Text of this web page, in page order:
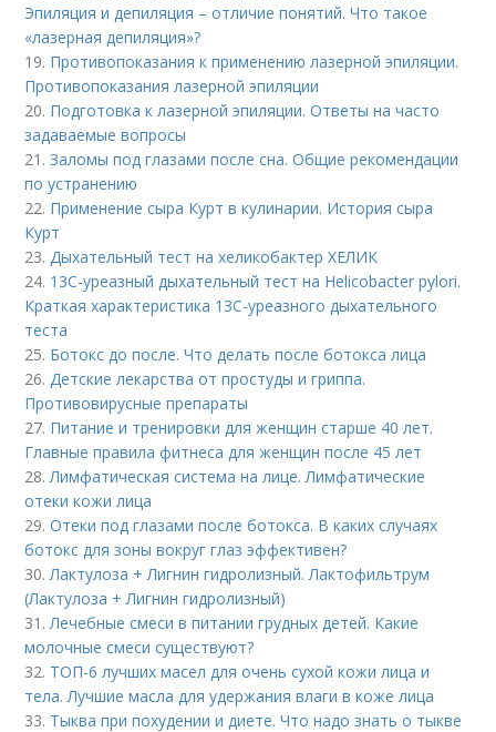
Эпиляция и депиляция – отличие понятий. Что такое
«лазерная депиляция»?
19. Противопоказания к применению лазерной эпиляции.
Противопоказания лазерной эпиляции
20. Подготовка к лазерной эпиляции. Ответы на часто
задаваемые вопросы
21.Заломы под глазами после сна. Общие рекомендации
по устранению
22. Применение сыра Курт в кулинарии. История сыра
Курт
23.Дыхательный тест на хеликобактер ХЕЛИК
24. 13С-уреазный дыхательный тест на Helicobacter pylori.
Краткая характеристика 13С-уреазного дыхательного
теста
25. Ботокс до после. Что делать после ботокса лица
26.Детские лекарства от простуды и гриппа.
Противовирусные препараты
27. Питание и тренировки для женщин старше 40 лет.
Главные правила фитнеса для женщин после 45 лет
28.Лимфатическая система на лице. Лимфатические
отеки кожи лица
29.Отеки под глазами после ботокса. В каких случаях
ботокс для зоны вокруг глаз эффективен?
30.Лактулоза + Лигнин гидролизный. Лактофильтрум
(Лактулоза + Лигнин гидролизный)
31.Лечебные смеси в питании грудных детей. Какие
молочные смеси существуют?
32. ТОП-6 лучших масел для очень сухой кожи лица и
тела. Лучшие масла для удержания влаги в коже лица
33. Тыква при похудении и диете. Что надо знать о тыкве